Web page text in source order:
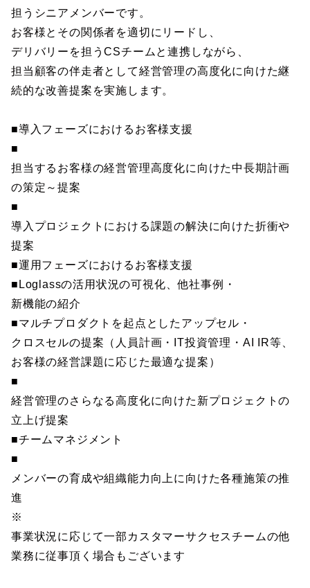
担うシニアメンバーです。
お客様とその関係者を適切にリードし、
デリバリーを担うCSチームと連携しながら、
担当顧客の伴走者として経営管理の高度化に向けた継
続的な改善提案を実施します。
■導入フェーズにおけるお客様支援
■
担当するお客様の経営管理高度化に向けた中長期計画
の策定～提案
■
導入プロジェクトにおける課題の解決に向けた折衝や
提案
■運用フェーズにおけるお客様支援
■Loglassの活用状況の可視化、他社事例・
新機能の紹介
■マルチプロダクトを起点としたアップセル・
クロスセルの提案（人員計画・IT投資管理・AI IR等、
お客様の経営課題に応じた最適な提案）
■
経営管理のさらなる高度化に向けた新プロジェクトの
立上げ提案
■チームマネジメント
■
メンバーの育成や組織能力向上に向けた各種施策の推
進
※
事業状況に応じて一部カスタマーサクセスチームの他
業務に従事頂く場合もございます